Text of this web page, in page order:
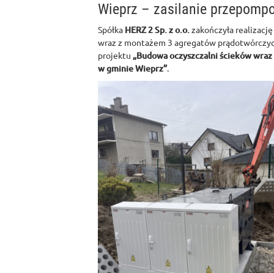
Wieprz – zasilanie
Spółka HERZ 2 Sp. z o.o.zakończyła
wraz z montażem 3 agregatów
projektu „Budowa oczyszczalni ścieków
w gminie Wieprz”.